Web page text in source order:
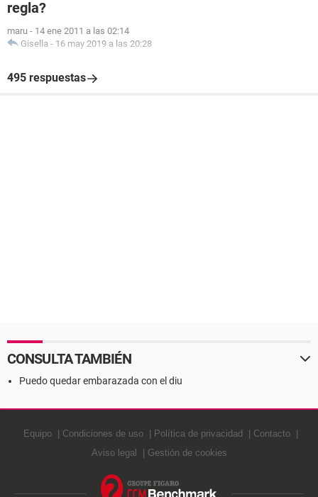
regla?
maru - 14 ene 2011 a las 02:14
Gisella - 16 may 2019 a las 20:28
495 respuestas
CONSULTA TAMBIÉN
Puedo quedar embarazada con el diu
Equipo Condiciones de uso Política de privacidad
Contacto
Aviso legal
Gestión de cookies